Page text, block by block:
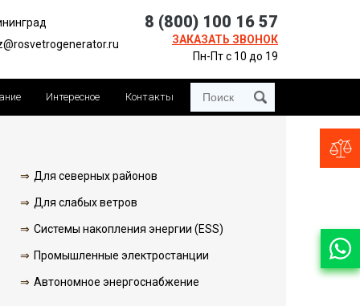
8 (800) 100 16 57
ЗАКАЗАТЬ ЗВОНОК
Пн-Пт с 10 до 19
Интересное Контакты
Для северных районов
Для слабых ветров
Системы накопления энергии (ESS)
Промышленные электростанции
Автономное энергоснабжение